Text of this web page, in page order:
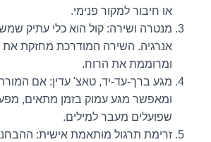
או חיבור למקור פנימי.
מנטרה ושירה: קול הוא כלי עתיק
אנרגיה. השירה המודרכת מחזקת את
ומרוממת את הרוח.
מגע ברך-עד-יד, טאצ' עדין: אם
ומאפשר מגע עמוק בזמן מתאים,
שפועלים מעבר למילים.
זרימת תרגול מותאמת אישית: